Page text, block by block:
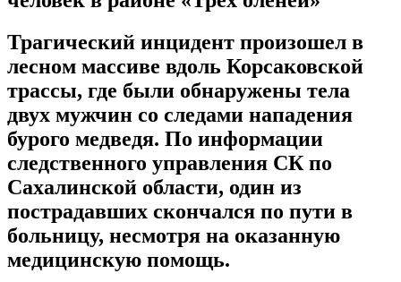
Трагический инцидент произошел в
лесном массиве вдоль Корсаковской
трассы, где были обнаружены тела
двух мужчин со следами нападения
бурого медведя. По информации
следственного управления СК по
Сахалинской области, один из
пострадавших скончался по пути в
больницу, несмотря на оказанную
медицинскую помощь.